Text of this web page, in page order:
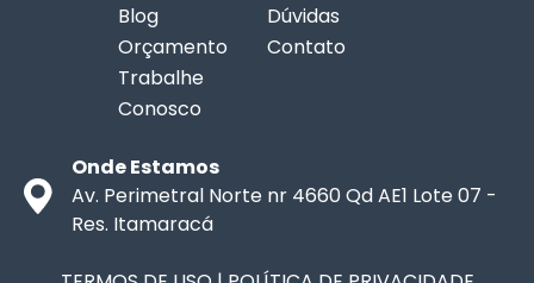
Blog
Dúvidas
Orçamento
Contato
Trabalhe
Conosco
Onde Estamos
Av. Perimetral Norte nr 4660 Qd AE1 Lote 07 -
Res. Itamaracá